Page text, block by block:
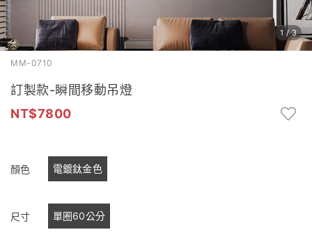
1 /3
MM-0710
訂製款-瞬間移動吊燈
7800
顏色 電鍍鈦金色
尺寸 單圈60公分